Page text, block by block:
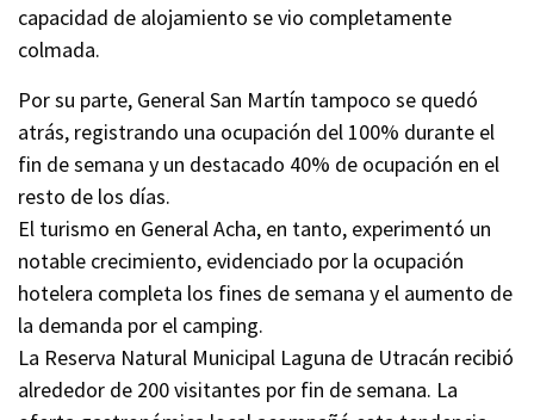
capacidad de alojamiento se vio completamente
colmada.
Por su parte, General San Martín tampoco se quedó
atrás, registrando una ocupación del 100% durante el
fin de semana y un destacado 40% de ocupación en el
resto de los días.
El turismo en General Acha, en tanto, experimentó un
notable crecimiento, evidenciado por la ocupación
hotelera completa los fines de semana y el aumento de
la demanda por el camping.
La Reserva Natural Municipal Laguna de Utracán recibió
alrededor de 200 visitantes por fin de semana. La